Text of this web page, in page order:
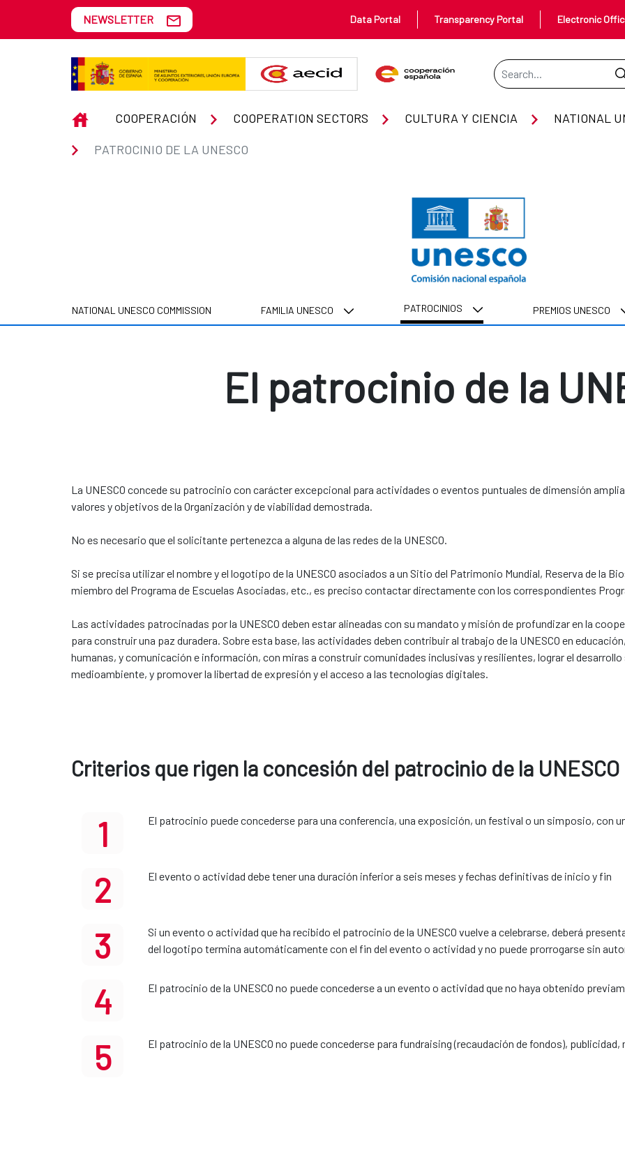
Skip to Main Content
Patrocinio de la UNESCO
NEWSLETTER Data Portal Transparency Portal Electronic
Search Bar
INICIOCOOPERACIÓN COOPERATION SECTORS CULTURA Y CIENCIA NATIONAL
PATROCINIO DE LA UNESCO
NATIONAL UNESCO COMMISSION FAMILIA UNESCO PATROCINIOS PREMIOS UNESCO
El patrocinio de la
La UNESCO concede su patrocinio con carácter excepcional para actividades o eventos puntuales de dimensión
valores y objetivos de la Organización y de viabilidad demostrada.
No es necesario que el solicitante pertenezca a alguna de las redes de la UNESCO.
Si se precisa utilizar el nombre y el logotipo de la UNESCO asociados a un Sitio del Patrimonio Mundial, Reserva de la
miembro del Programa de Escuelas Asociadas, etc., es preciso contactar directamente con los correspondientes
Las actividades patrocinadas por la UNESCO deben estar alineadas con su mandato y misión de profundizar en la
para construir una paz duradera. Sobre esta base, las actividades deben contribuir al trabajo de la UNESCO en
humanas, y comunicación e información, con miras a construir comunidades inclusivas y resilientes, lograr el
medioambiente, y promover la libertad de expresión y el acceso a las tecnologías digitales.
Criterios que rigen la concesión del patrocinio de la UNESCO
1 El patrocinio puede concederse para una conferencia, una exposición, un festival o un simposio, con
2 El evento o actividad debe tener una duración inferior a seis meses y fechas definitivas de inicio y fin
3
Si un evento o actividad que ha recibido el patrocinio de la UNESCO vuelve a celebrarse, deberá
del logotipo termina automáticamente con el fin del evento o actividad y no puede prorrogarse sin
4 El patrocinio de la UNESCO no puede concederse a un evento o actividad que no haya obtenido
5 El patrocinio de la UNESCO no puede concederse para fundraising (recaudación de fondos),